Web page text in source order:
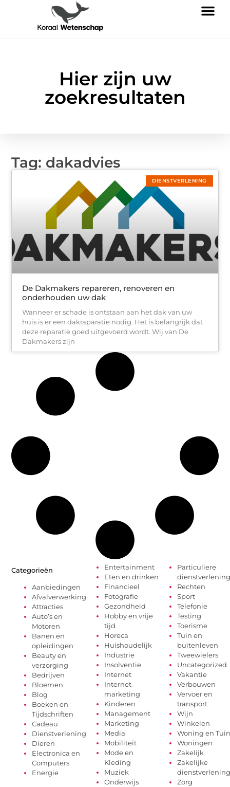
Hier zijn uw
zoekresultaten
Tag: dakadvies
DIENSTVERLENING
De Dakmakers repareren, renoveren en
onderhouden uw dak
Wanneer er schade is ontstaan aan het dak van uw
huis is er een dakraparatie nodig. Het is belangrijk dat
deze reparatie goed uitgevoerd wordt. Wij van De
Dakmakers zijn
Categorieën
Aanbiedingen
Afvalverwerking
Attracties
Auto’s en
Motoren
Banen en
opleidingen
Beauty en
verzorging
Bedrijven
Bloemen
Blog
Boeken en
Tijdschriften
Cadeau
Dienstverlening
Dieren
Electronica en
Computers
Energie
Entertainment
Eten en drinken
Financieel
Fotografie
Gezondheid
Hobby en vrije
tijd
Horeca
Huishoudelijk
Industrie
Insolventie
Internet
Internet
marketing
Kinderen
Management
Marketing
Media
Mobiliteit
Mode en
Kleding
Muziek
Onderwijs
Particuliere
dienstverlening
Rechten
Sport
Telefonie
Testing
Toerisme
Tuin en
buitenleven
Tweewielers
Uncategorized
Vakantie
Verbouwen
Vervoer en
transport
Wijn
Winkelen
Woning en Tuin
Woningen
Zakelijk
Zakelijke
dienstverlening
Zorg